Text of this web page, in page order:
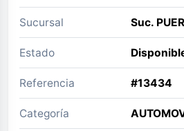
Sucursal Suc.
Estado
Referencia #13434
Categoría